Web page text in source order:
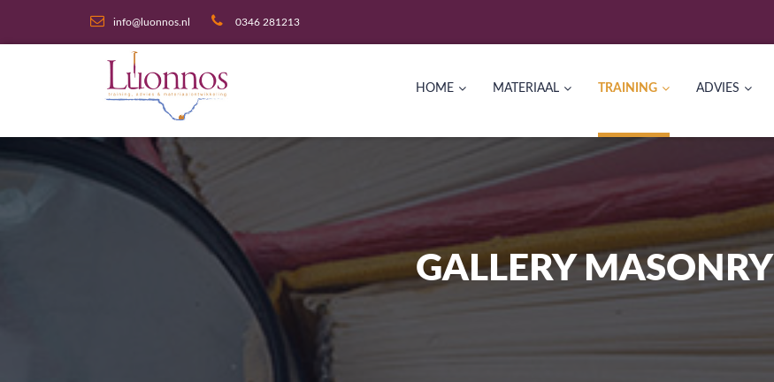
info@luonnos.nl 0346 281213
HOME MATERIAAL TRAINING ADVIES
GALLERY MASONRY